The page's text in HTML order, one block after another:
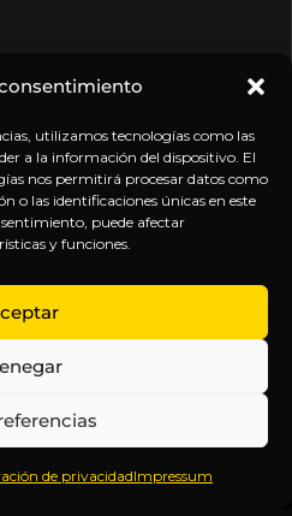
utilizamos tecnologías como las
a la información del dispositivo. El
nos permitirá procesar datos como
o las identificaciones únicas en este
puede afectar
y funciones.
de privacidadImpressum
LEGAL
Política
de
Términos y
Aviso
SÍGUENOS